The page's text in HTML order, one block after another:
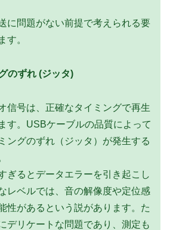
に問題がない前提で考えられる要
す。
のずれ (ジッタ)
信号は、正確なタイミングで再生
す。USBケーブルの品質によって
ングのずれ（ジッタ）が発生する
ぎるとデータエラーを引き起こし
レベルでは、音の解像度や定位感
性があるという説があります。た
デリケートな問題であり、測定も